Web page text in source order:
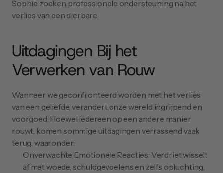
Sophie zoeken professionele ondersteuning na het
verlies van een dierbare.
Uitdagingen Bij het
Verwerken van Rouw
Wanneer we geconfronteerd worden met het verlies
van een geliefde, verandert onze wereld ingrijpend en
voorgoed. Hoewel iedereen op een andere manier
rouwt, komen sommige uitdagingen verrassend vaak
terug, waaronder:
Onverwachte Emotionele Reacties: Verdriet wisselt
af met woede, schuldgevoelens en zelfs opluchting,